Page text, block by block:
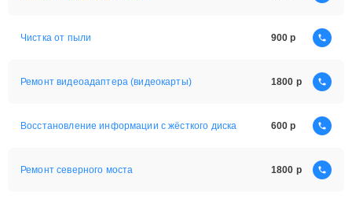
Чистка от пыли 900
Ремонт видеоадаптера (видеокарты) 1800
Восстановление информации с жёсткого диска 600
Ремонт северного моста 1800